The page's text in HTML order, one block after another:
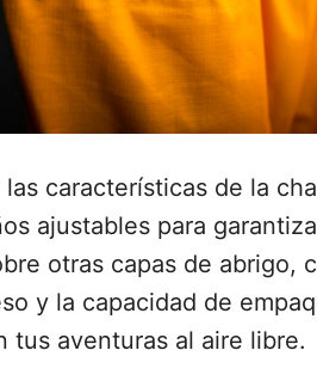
características de la
ajustables para
otras capas de abrigo,
y la capacidad de
tus aventuras al aire libre.